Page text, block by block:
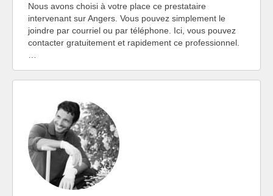
Nous avons choisi à votre place ce prestataire
intervenant sur Angers. Vous pouvez simplement le
joindre par courriel ou par téléphone. Ici, vous pouvez
contacter gratuitement et rapidement ce professionnel.